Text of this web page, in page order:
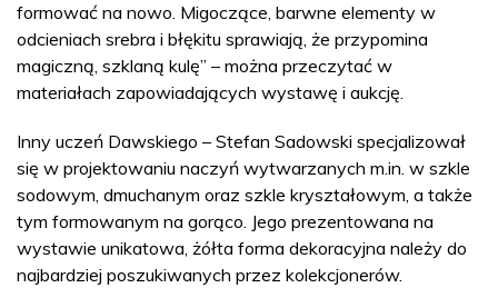
formować na nowo. Migoczące, barwne elementy w
odcieniach srebra i błękitu sprawiają, że przypomina
magiczną, szklaną kulę” – można przeczytać w
materiałach zapowiadających wystawę i aukcję.
Inny uczeń Dawskiego – Stefan Sadowski specjalizował
się w projektowaniu naczyń wytwarzanych m.in. w szkle
sodowym, dmuchanym oraz szkle kryształowym, a także
tym formowanym na gorąco. Jego prezentowana na
wystawie unikatowa, żółta forma dekoracyjna należy do
najbardziej poszukiwanych przez kolekcjonerów.